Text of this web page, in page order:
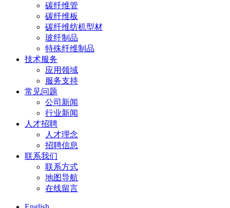
碳纤维管
碳纤维板
碳纤维纺机型材
玻纤制品
特殊纤维制品
技术服务
应用领域
服务支持
常见问题
公司新闻
行业新闻
人才招聘
人才理念
招聘信息
联系我们
联系方式
地图导航
在线留言